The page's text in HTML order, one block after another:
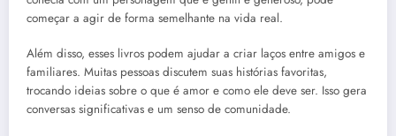
começar a agir de forma semelhante na vida real.
Além disso, esses livros podem ajudar a criar laços entre amigos e
familiares. Muitas pessoas discutem suas histórias favoritas,
trocando ideias sobre o que é amor e como ele deve ser. Isso gera
conversas significativas e um senso de comunidade.